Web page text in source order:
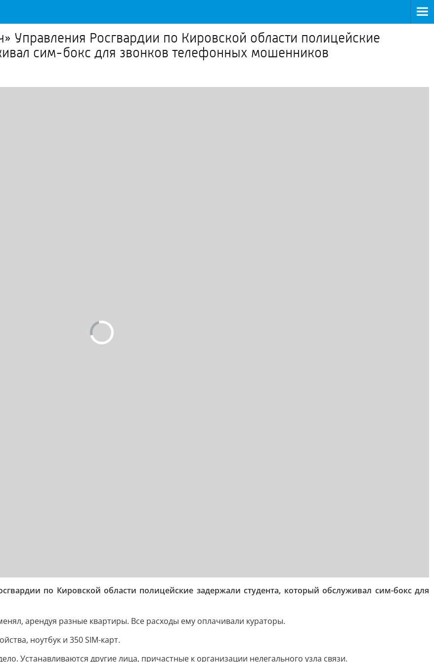
Росгвардии по Кировской области полицейские
сим-бокс для звонков телефонных мошенников
по Кировской области полицейские задержали студента, который обслуживал сим-бокс для
арендуя разные квартиры. Все расходы ему оплачивали кураторы.
ноутбук и 350 SIM-карт.
Устанавливаются другие лица, причастные к организации нелегального узла связи.